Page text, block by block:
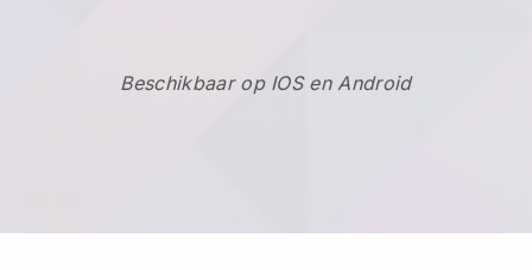
Beschikbaar op IOS en Android